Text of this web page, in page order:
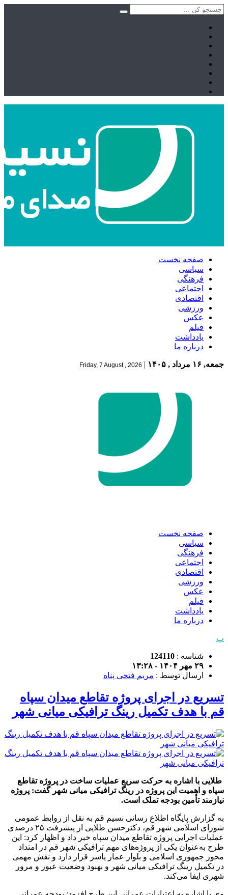
صفحه نخست
سیاسی
فرهنگی
اجتماعی
اقتصادی
ورزشی
عکس
فیلم
یادداشت
درباره ما
جمعه, ۱۶ مرداد , ۱۴۰۵ |
Friday, 7 August , 2026
صفحه نخست
سیاسی
فرهنگی
اجتماعی
اقتصادی
ورزشی
عکس
فیلم
یادداشت
درباره ما
پ
شناسه : 124110
۲۹ مهر ۱۴۰۴ - ۱۳:۲۸
ارسال توسط : مریم فتحی پناه
تسریع در اجرای پروژه تقاطع میدان سپاه
قم با هدف تکمیل رینگ ترافیکی میانی شهر
طلایی با اشاره به حرکت سریع عملیات ساخت در پروژه تقاطع
سپاه و اهمیت این پروژه در رینگ ترافیکی میانی شهر گفت: پروژه
نیازمند تأمین بودجه تملک است.
به گزارش پایگاه اطلاع رسانی نسیم قم به نقل از روابط عمومی
شورای اسلامی شهر قم، دکترحسن طلایی از پیشرفت ۲۵ درصدی
عملیات اجرایی پروژه تقاطع میدان سپاه خبر داد و اظهار کرد: این
طرح به‌عنوان یکی از پروژه‌های مهم ترافیکی شهر قم در امتداد
محور جمهوری اسلامی و بلوار عمار یاسر قرار دارد و نقش مهمی
در تکمیل رینگ ترافیکی میانی شهر و بهبود وضعیت عبور و مرور
شهری ایفا می‌کند.